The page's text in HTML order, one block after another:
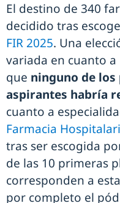
El destino de 340
decidido tras
FIR 2025. Una
variada en cuanto a
que ninguno de
aspirantes habría
cuanto a
Farmacia
tras ser escogida
de las 10 primeras
corresponden a
por completo el